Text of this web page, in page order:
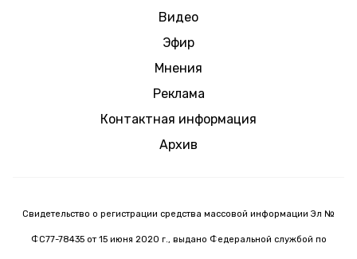
Видео
Эфир
Мнения
Реклама
Контактная информация
Архив
Свидетельство о регистрации средства массовой информации Эл №
ФС77-78435 от 15 июня 2020 г., выдано Федеральной службой по